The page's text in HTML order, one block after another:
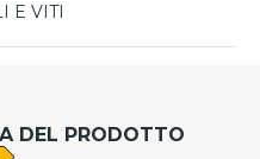
E VITI
DEL PRODOTTO